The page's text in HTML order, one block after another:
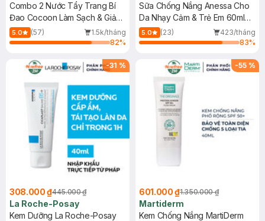
Combo 2 Nước Tẩy Trang Bí
Đao Cocoon Làm Sạch & Giảm
Dầu 500ml
5.0 (57)
1.5k/tháng
82%
Sữa Chống Nắng Anessa Cho
Da Nhạy Cảm & Trẻ Em 60ml
(Mới)
5.0 (23)
423/tháng
83%
-31 %
308.000 ₫445.000 ₫
La Roche-Posay
Kem Dưỡng La Roche-Posay
-55 %
601.000 ₫1.350.000 ₫
Martiderm
Kem Chống Nắng MartiDerm